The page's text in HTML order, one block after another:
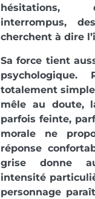
hésitations,
interrompus,
cherchent à dire
Sa force tient
totalement
mêle au doute,
parfois feinte,
morale ne
réponse
grise donne
intensité
personnage